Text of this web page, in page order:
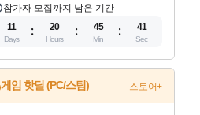
참가자 모집까지 남은 기간
11
Days
20
Hours
45
Min
40
Sec
게임 핫딜 (PC/스팀) 스토어+